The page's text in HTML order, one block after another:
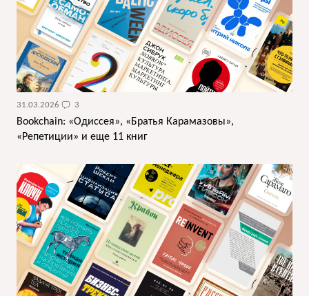
31.03.2026 3
Bookchain: «Одиссея», «Братья Карамазовы»,
«Репетиции» и еще 11 книг